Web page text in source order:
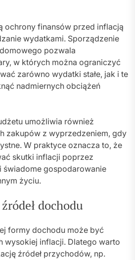
ochrony finansów przed inflacją
wydatkami. Sporządzenie
pozwala
w których można ograniczyć
zarówno wydatki stałe, jak i te
nadmiernych obciążeń
umożliwia również
zakupów z wyprzedzeniem, gdy
W praktyce oznacza to, że
skutki inflacji poprzez
świadome gospodarowanie
życiu.
dochodu
formy dochodu może być
wysokiej inflacji. Dlatego warto
źródeł przychodów, np.